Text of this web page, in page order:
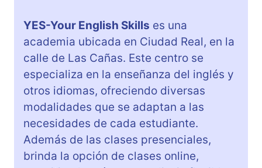
YES-Your English Skills es una
academia ubicada en Ciudad Real, en la
calle de Las Cañas. Este centro se
especializa en la enseñanza del inglés y
otros idiomas, ofreciendo diversas
modalidades que se adaptan a las
necesidades de cada estudiante.
Además de las clases presenciales,
brinda la opción de clases online,